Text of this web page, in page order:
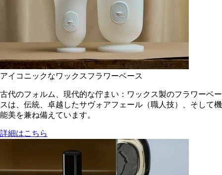
アイコニックなワックスフラワーベース
古代のフォルム、現代的な佇まい：ワックス製のフラワーベー
スは、伝統、卓越したサヴォアフェール（職人技）、そして機
能美を兼ね備えています。
詳細はこちら